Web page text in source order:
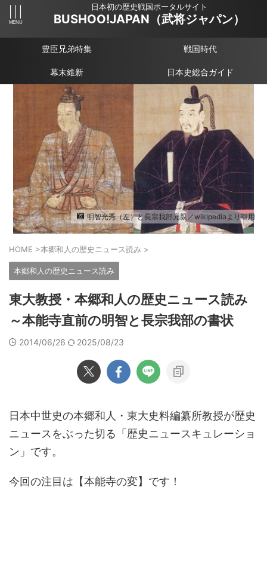
日本初の歴史戦国ポータルサイト
BUSHOO!JAPAN（武将ジャパン）
豊臣兄弟特集 戦国時代
幕末維新 日本史総合ガイド
明智光秀（左）と長宗我部元親／wikipediaより引用
HOME >本郷和人の歴史ニュース読み >
本郷和人の歴史ニュース読み
東大教授・本郷和人の歴史ニュース読み
～本能寺直前の明智と長宗我部の書状
2014/06/26 2025/08/23
日本中世史の本郷和人・東大史料編纂所教授が歴史
ニュースをぶった切る「歴史ニュースキュレーショ
ン」です。
今回の注目は【本能寺の変】です！